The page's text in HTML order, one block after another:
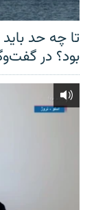
تا چه حد
بود؟ در